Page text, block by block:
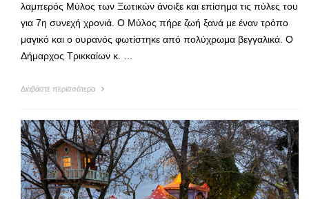
λαμπερός Μύλος των Ξωτικών άνοιξε και επίσημα τις πύλες του
για 7η συνεχή χρονιά. Ο Μύλος πήρε ζωή ξανά με έναν τρόπο
μαγικό και ο ουρανός φωτίστηκε από πολύχρωμα βεγγαλικά. Ο
Δήμαρχος Τρικκαίων κ. …
Διαβάστε περισσότερα